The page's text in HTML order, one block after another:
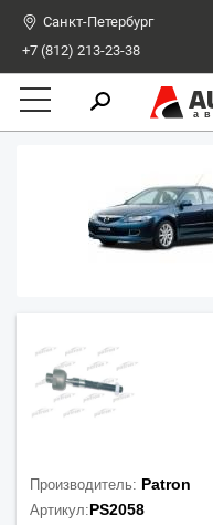
Санкт-Петербург
+7 (812) 213-23-38
Производитель: Patron
Артикул:PS2058